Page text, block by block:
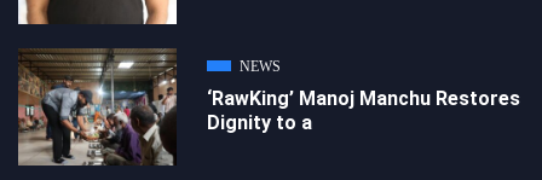
NEWS
‘RawKing’ Manoj Manchu Restores
Dignity to a